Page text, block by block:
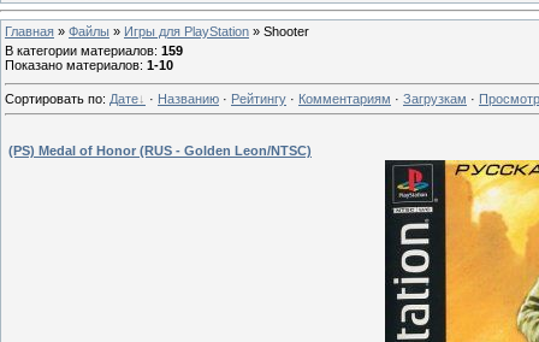
Главная » Файлы » Игры для PlayStation » Shooter
В категории материалов: 159
Показано материалов: 1-10
Сортировать по: Дате · Названию · Рейтингу · Комментариям · Загрузкам ·
(PS) Medal of Honor (RUS - Golden Leon/NTSC)